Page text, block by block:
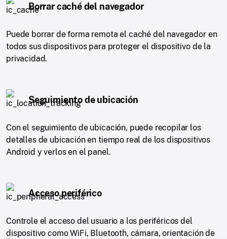
Borrar caché del navegador
Puede borrar de forma remota el caché del navegador en
todos sus dispositivos para proteger el dispositivo de la
privacidad.
Seguimiento de ubicación
Con el seguimiento de ubicación, puede recopilar los
detalles de ubicación en tiempo real de los dispositivos
Android y verlos en el panel.
Acceso periférico
Controle el acceso del usuario a los periféricos del
dispositivo como WiFi, Bluetooth, cámara, orientación de